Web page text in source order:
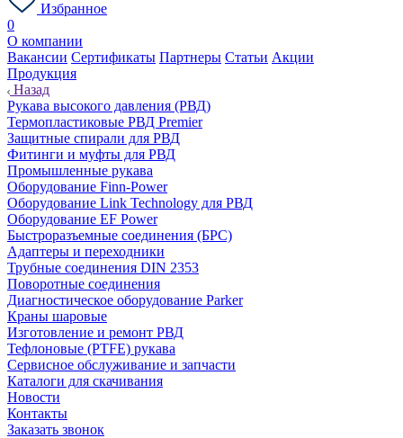
Избранное
0
О компании
Вакансии Сертификаты Партнеры Статьи Акции
Продукция
Назад
Рукава высокого давления (РВД)
Термопластиковые РВД Premier
Защитные спирали для РВД
Фитинги и муфты для РВД
Промышленные рукава
Оборудование Finn-Power
Оборудование Link Technology для РВД
Оборудование EF Power
Быстроразъемные соединения (БРС)
Адаптеры и переходники
Трубные соединения DIN 2353
Поворотные соединения
Диагностическое оборудование Parker
Краны шаровые
Изготовление и ремонт РВД
Тефлоновые (PTFE) рукава
Сервисное обслуживание и запчасти
Каталоги для скачивания
Новости
Контакты
Заказать звонок